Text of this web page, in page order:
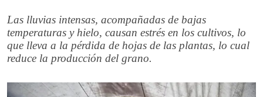
Las lluvias intensas, acompañadas de bajas
temperaturas y hielo, causan estrés en los cultivos, lo
que lleva a la pérdida de hojas de las plantas, lo cual
reduce la producción del grano.